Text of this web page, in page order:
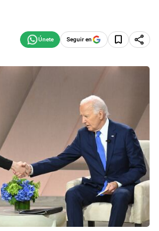
Seguir en